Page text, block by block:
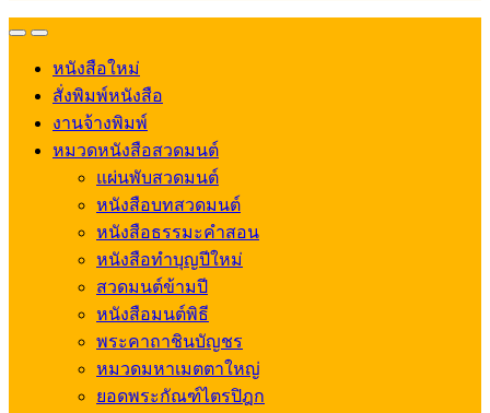
OpenClose
หนังสือใหม่
สั่งพิมพ์หนังสือ
งานจ้างพิมพ์
หมวดหนังสือสวดมนต์
แผ่นพับสวดมนต์
หนังสือบทสวดมนต์
หนังสือธรรมะคำสอน
หนังสือทำบุญปีใหม่
สวดมนต์ข้ามปี
หนังสือมนต์พิธี
พระคาถาชินบัญชร
หมวดมหาเมตตาใหญ่
ยอดพระกัณฑ์ไตรปิฎก